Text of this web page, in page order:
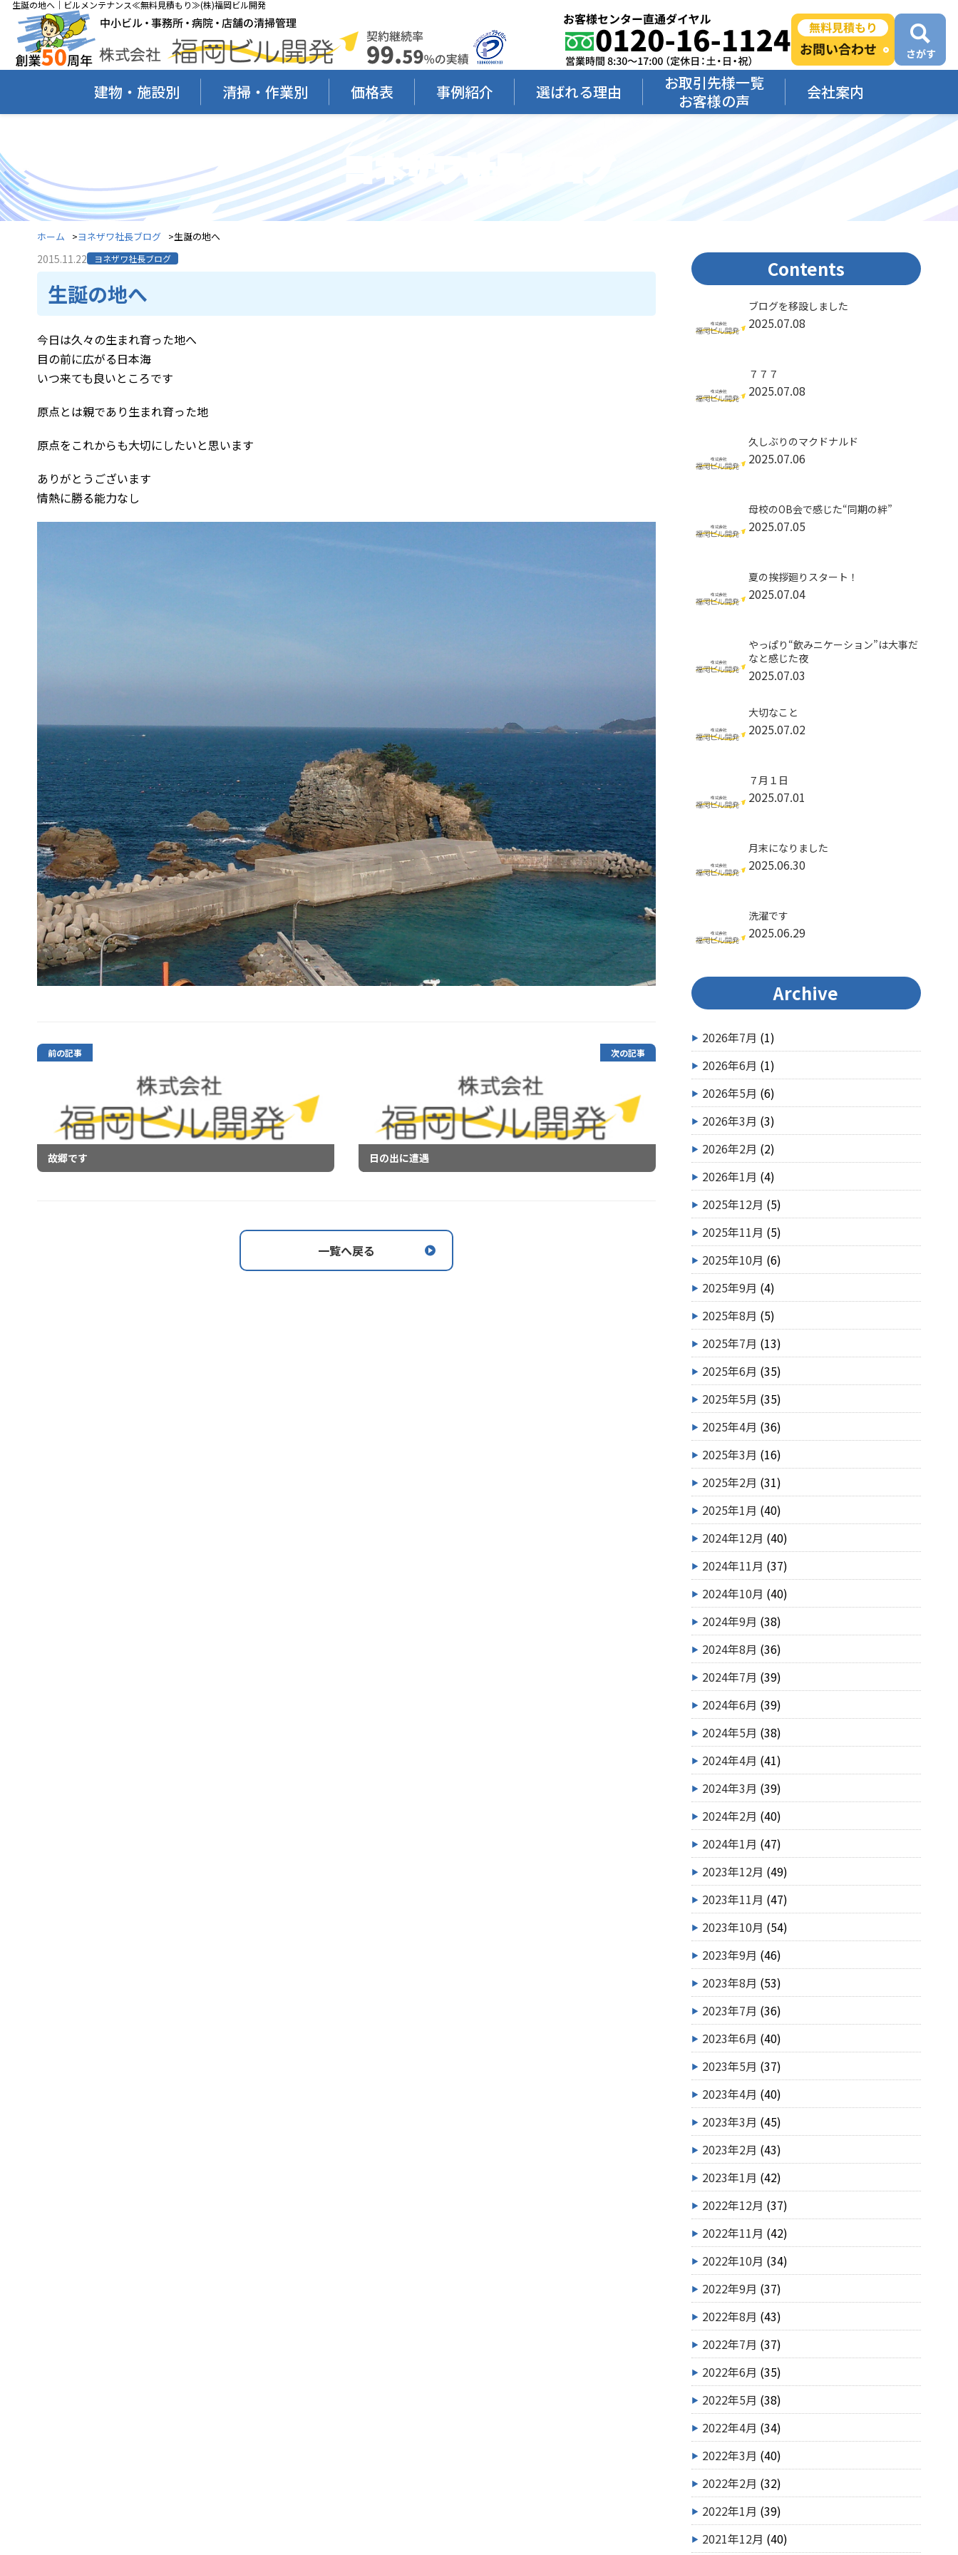
生誕の地へ｜ビルメンテナンス≪無料見積もり≫(株)福岡ビル開発
建物・施設別 清掃・作業別 価格表 事例紹介 選ばれる理由
お取引先様一覧
お客様の声
会社案内
ヨネザワ社長ブログ
ホーム ヨネザワ社長ブログ 生誕の地へ
2015.11.22 ヨネザワ社長ブログ
生誕の地へ
今日は久々の生まれ育った地へ
目の前に広がる日本海
いつ来ても良いところです
原点とは親であり生まれ育った地
原点をこれからも大切にしたいと思います
ありがとうございます
情熱に勝る能力なし
前の記事
故郷です
次の記事
日の出に遭遇
一覧へ戻る
Contents
ブログを移設しました
2025.07.08
７７７
2025.07.08
久しぶりのマクドナルド
2025.07.06
母校のOB会で感じた“同期の絆”
2025.07.05
夏の挨拶廻りスタート！
2025.07.04
やっぱり“飲みニケーション”は大事だ
なと感じた夜
2025.07.03
大切なこと
2025.07.02
７月１日
2025.07.01
月末になりました
2025.06.30
洗濯です
2025.06.29
Archive
2026年7月 (1)
2026年6月 (1)
2026年5月 (6)
2026年3月 (3)
2026年2月 (2)
2026年1月 (4)
2025年12月 (5)
2025年11月 (5)
2025年10月 (6)
2025年9月 (4)
2025年8月 (5)
2025年7月 (13)
2025年6月 (35)
2025年5月 (35)
2025年4月 (36)
2025年3月 (16)
2025年2月 (31)
2025年1月 (40)
2024年12月 (40)
2024年11月 (37)
2024年10月 (40)
2024年9月 (38)
2024年8月 (36)
2024年7月 (39)
2024年6月 (39)
2024年5月 (38)
2024年4月 (41)
2024年3月 (39)
2024年2月 (40)
2024年1月 (47)
2023年12月 (49)
2023年11月 (47)
2023年10月 (54)
2023年9月 (46)
2023年8月 (53)
2023年7月 (36)
2023年6月 (40)
2023年5月 (37)
2023年4月 (40)
2023年3月 (45)
2023年2月 (43)
2023年1月 (42)
2022年12月 (37)
2022年11月 (42)
2022年10月 (34)
2022年9月 (37)
2022年8月 (43)
2022年7月 (37)
2022年6月 (35)
2022年5月 (38)
2022年4月 (34)
2022年3月 (40)
2022年2月 (32)
2022年1月 (39)
2021年12月 (40)